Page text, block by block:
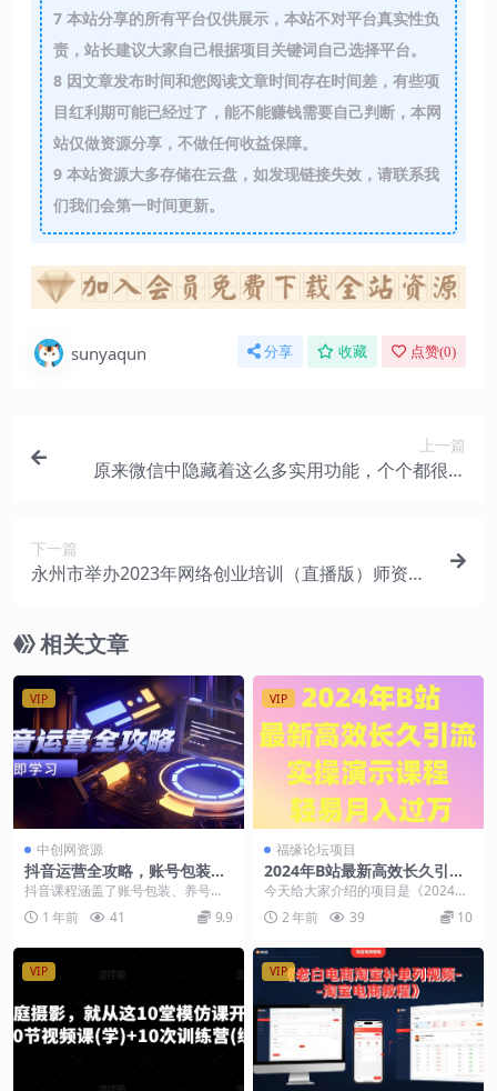
7本站分享的所有平台仅供展示，本站不对平台真实性负
责，站长建议大家自己根据项目关键词自己选择平台。
8因文章发布时间和您阅读文章时间存在时间差，有些项
目红利期可能已经过了，能不能赚钱需要自己判断，本网
站仅做资源分享，不做任何收益保障。
9本站资源大多存储在云盘，如发现链接失效，请联系我
们我们会第一时间更新。
sunyaqun 分享 收藏 点赞(0)
上一篇
原来微信中隐藏着这么多实用功能，个个都很贴
下一篇
永州市举办2023年网络创业培训（直播版）师资培
相关文章
VIP
中创网资源
抖音运营全攻略，账号包装养
号技巧，情感增粉视频搬运，
实现快速变现
抖音课程涵盖了账号包装、养号、
抖音思维、增粉技巧、视频搬运、
赚钱方法、进阶问题解...
1 年前 41 9.9
VIP
福缘论坛项目
2024年B站最新高效长久引流
法 实操演示课程 轻易月入过
万
今天给大家介绍的项目是《2024年
B站最新高效长久引流法 实操演示
课程 轻易月入...
2 年前 39 10
VIP VIP